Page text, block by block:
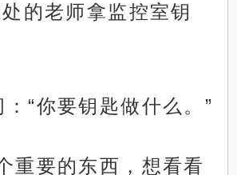
的老师拿监控室钥
“你要钥匙做什么。”
重要的东西，想看看